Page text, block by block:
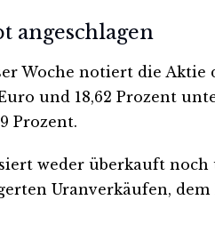
angeschlagen
Woche notiert die
und 18,62 Prozent
Prozent.
weder überkauft
Uranverkäufen,